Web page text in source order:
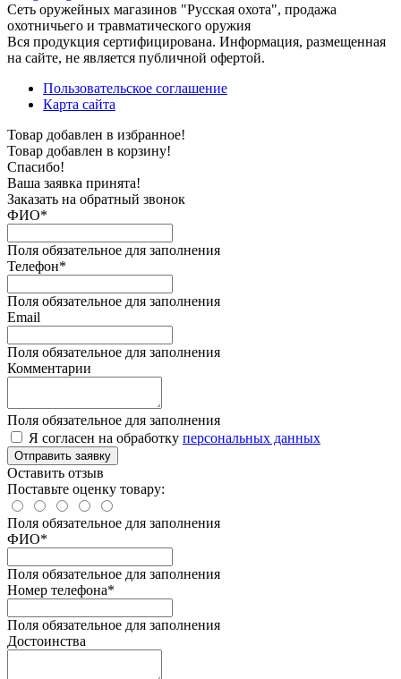
Сеть оружейных магазинов "Русская охота", продажа
охотничьего и травматического оружия
Вся продукция сертифицирована. Информация, размещенная
на сайте, не является публичной офертой.
Пользовательское соглашение
Карта сайта
Товар добавлен в избранное!
Товар добавлен в корзину!
Спасибо!
Ваша заявка принята!
Заказать на обратный звонок
ФИО*
Поля обязательное для заполнения
Телефон*
Поля обязательное для заполнения
Email
Поля обязательное для заполнения
Комментарии
Поля обязательное для заполнения
Я согласен на обработку персональных данных
Отправить заявку
Оставить отзыв
Поставьте оценку товару:
Поля обязательное для заполнения
ФИО*
Поля обязательное для заполнения
Номер телефона*
Поля обязательное для заполнения
Достоинства